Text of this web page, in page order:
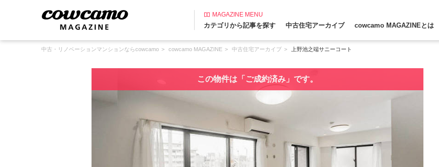
MAGAZINE MENU
カテゴリから記事を探す 中古住宅アーカイブ cowcamo MAGAZINEとは
中古・リノベーションマンションならcowcamo cowcamo MAGAZINE 中古住宅アーカイブ 上野池之端サニーコート
この物件は「ご成約済み」です。